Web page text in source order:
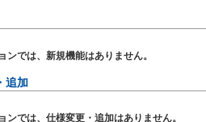
ンでは、新規機能はありません。
追加
ンでは、仕様変更・追加はありません。